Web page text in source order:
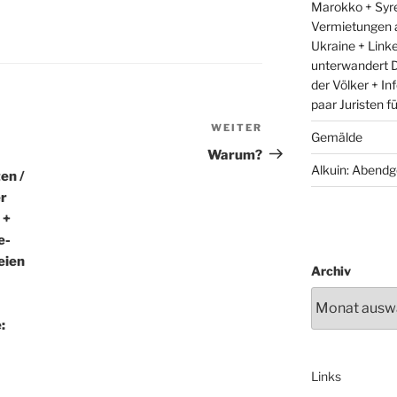
/
Nächster
Beitrag
WEITER
Warum?
Marokko +
Vermietungen
Ukraine +
unterwandert
der Völker +
paar Juristen
Gemälde
Alkuin:
Archiv
Links